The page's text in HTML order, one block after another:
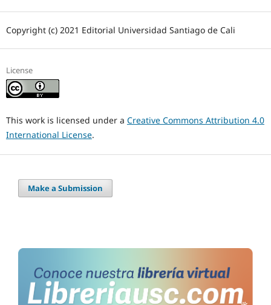
Copyright (c) 2021 Editorial Universidad Santiago de Cali
License
This work is licensed under a Creative Commons Attribution 4.0
International License.
Make a Submission